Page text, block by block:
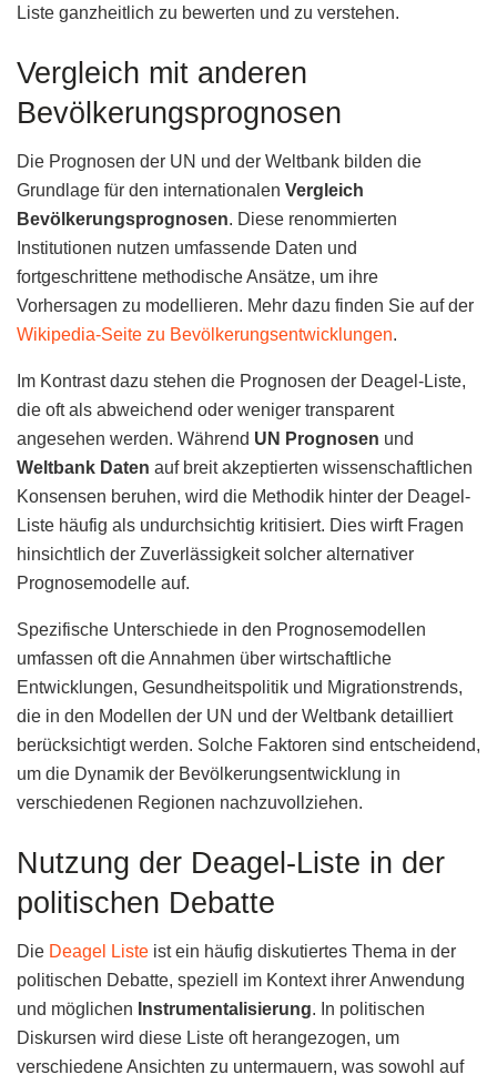
Liste ganzheitlich zu bewerten und zu verstehen.
Vergleich mit anderen
Bevölkerungsprognosen
Die Prognosen der UN und der Weltbank bilden die
Grundlage für den internationalen Vergleich
Bevölkerungsprognosen. Diese renommierten
Institutionen nutzen umfassende Daten und
fortgeschrittene methodische Ansätze, um ihre
Vorhersagen zu modellieren. Mehr dazu finden Sie auf der
Wikipedia-Seite zu Bevölkerungsentwicklungen.
Im Kontrast dazu stehen die Prognosen der Deagel-Liste,
die oft als abweichend oder weniger transparent
angesehen werden. Während UN Prognosen und
Weltbank Daten auf breit akzeptierten wissenschaftlichen
Konsensen beruhen, wird die Methodik hinter der Deagel-
Liste häufig als undurchsichtig kritisiert. Dies wirft Fragen
hinsichtlich der Zuverlässigkeit solcher alternativer
Prognosemodelle auf.
Spezifische Unterschiede in den Prognosemodellen
umfassen oft die Annahmen über wirtschaftliche
Entwicklungen, Gesundheitspolitik und Migrationstrends,
die in den Modellen der UN und der Weltbank detailliert
berücksichtigt werden. Solche Faktoren sind entscheidend,
um die Dynamik der Bevölkerungsentwicklung in
verschiedenen Regionen nachzuvollziehen.
Nutzung der Deagel-Liste in der
politischen Debatte
Die Deagel Liste ist ein häufig diskutiertes Thema in der
politischen Debatte, speziell im Kontext ihrer Anwendung
und möglichen Instrumentalisierung. In politischen
Diskursen wird diese Liste oft herangezogen, um
verschiedene Ansichten zu untermauern, was sowohl auf